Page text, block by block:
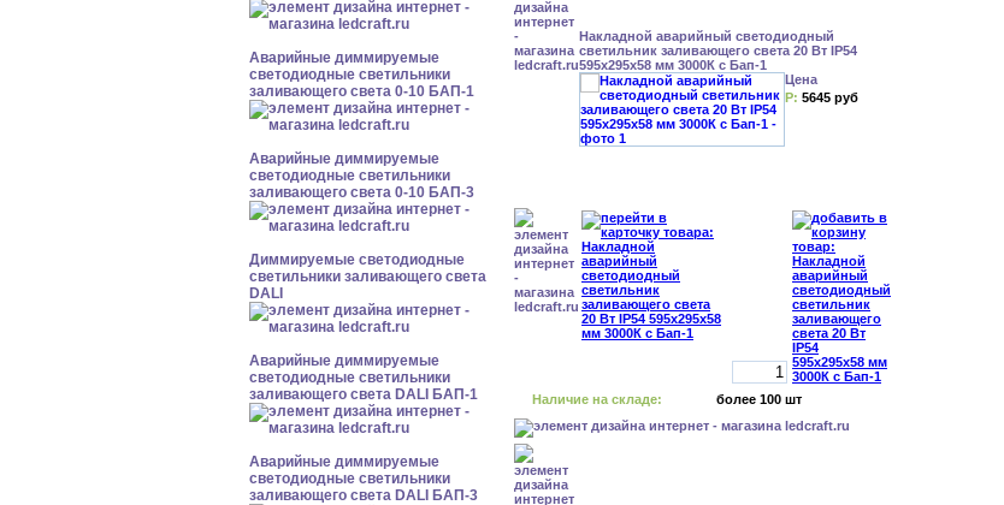
Аварийные диммируемые
светодиодные светильники
заливающего света 0-10 БАП-1
Аварийные диммируемые
светодиодные светильники
заливающего света 0-10 БАП-3
Диммируемые светодиодные
светильники заливающего света
DALI
Аварийные диммируемые
светодиодные светильники
заливающего света DALI БАП-1
Аварийные диммируемые
светодиодные светильники
заливающего света DALI БАП-3
Накладной аварийный светодиодный
светильник заливающего света 20 Вт IP54
595x295x58 мм 3000К с Бап-1
Цена
Р: 5645 руб
Наличие на складе: более 100 шт